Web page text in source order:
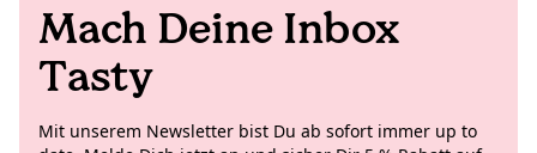
Mach Deine Inbox
Tasty
Mit unserem Newsletter bist Du ab sofort immer up to